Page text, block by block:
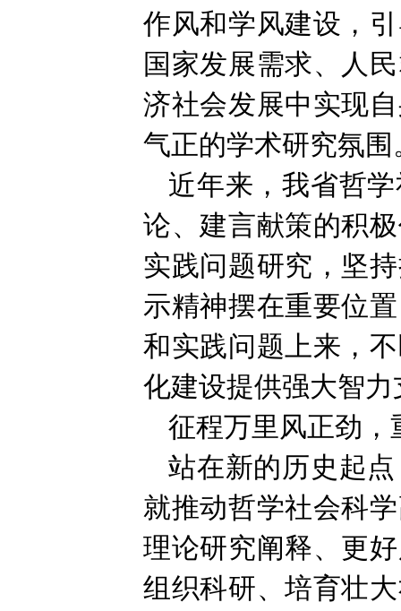
作风和学风建设，
国家发展需求、人
济社会发展中实现
气正的学术研究氛围
近年来，我省哲
论、建言献策的积
实践问题研究，坚
示精神摆在重要位
和实践问题上来，
化建设提供强大智
征程万里风正劲，
站在新的历史起
就推动哲学社会科
理论研究阐释、更
组织科研、培育壮